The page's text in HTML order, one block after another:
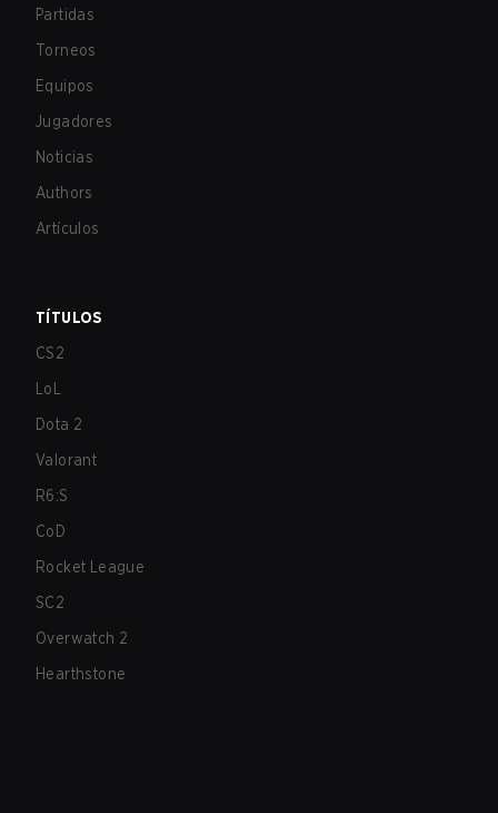
Partidas
Torneos
Equipos
Jugadores
Noticias
Authors
Artículos
TÍTULOS
CS2
LoL
Dota 2
Valorant
R6:S
CoD
Rocket League
SC2
Overwatch 2
Hearthstone